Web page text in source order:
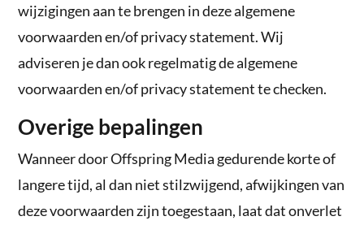
wijzigingen aan te brengen in deze algemene
voorwaarden en/of privacy statement. Wij
adviseren je dan ook regelmatig de algemene
voorwaarden en/of privacy statement te checken.
Overige bepalingen
Wanneer door Offspring Media gedurende korte of
langere tijd, al dan niet stilzwijgend, afwijkingen van
deze voorwaarden zijn toegestaan, laat dat onverlet